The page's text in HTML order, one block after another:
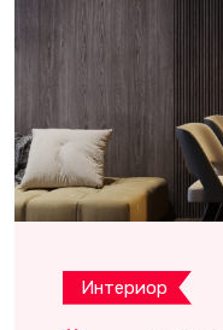
Интериор